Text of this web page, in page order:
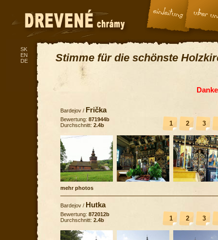
Stimme für die schönste
Bardejov / Frička
1 2 3
Bewertung: 871944b
Durchschnitt: 2.4b
mehr photos
Bardejov / Hutka
1 2 3
Bewertung: 872012b
Durchschnitt: 2.4b
SK
EN
DE